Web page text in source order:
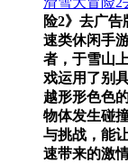
险2》去广
速类休闲手
者，于雪山
戏运用了别
越形形色色
物体发生碰
与挑战，能
速带来的激情